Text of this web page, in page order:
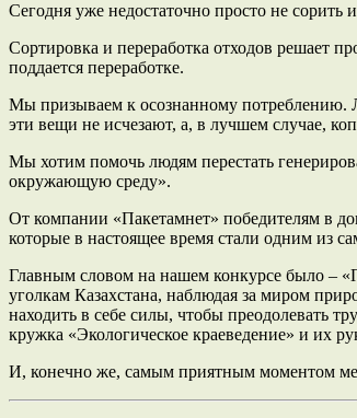
Сегодня уже недостаточно просто не сорить
Сортировка и переработка отходов решает
поддается переработке.
Мы призываем к осознанному потреблению.
эти вещи не исчезают, а, в лучшем случае,
Мы хотим помочь людям перестать
окружающую среду».
От компании «Пакетамнет» победителям в
которые в настоящее время стали одним из
Главным словом на нашем конкурсе было –
уголкам Казахстана, наблюдая за миром
находить в себе силы, чтобы преодолевать
кружка «Экологическое краеведение» и их
И, конечно же, самым приятным моментом